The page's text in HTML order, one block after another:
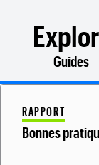
Guides
RAPPORT
Bonnes